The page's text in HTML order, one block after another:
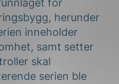
for
herunder
inneholder
samt setter
skal
serien ble